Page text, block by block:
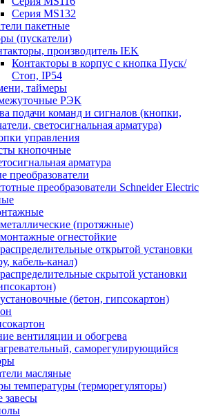
Серия MS132
пакетные
(пускатели)
производитель IEK
Контакторы в корпус с кнопка Пуск/
Стоп, IP54
таймеры
РЭК
подачи команд и сигналов (кнопки,
светосигнальная арматура)
управления
кнопочные
арматура
преобразователи
преобразователи Schneider Electric
(протяжные)
огнестойкие
открытой установки
кабель-канал)
скрытой установки
(бетон, гипсокартон)
вентиляции и обогрева
саморегулирующийся
масляные
температуры (терморегуляторы)
завесы